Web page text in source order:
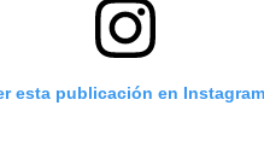
esta publicación en Instagram